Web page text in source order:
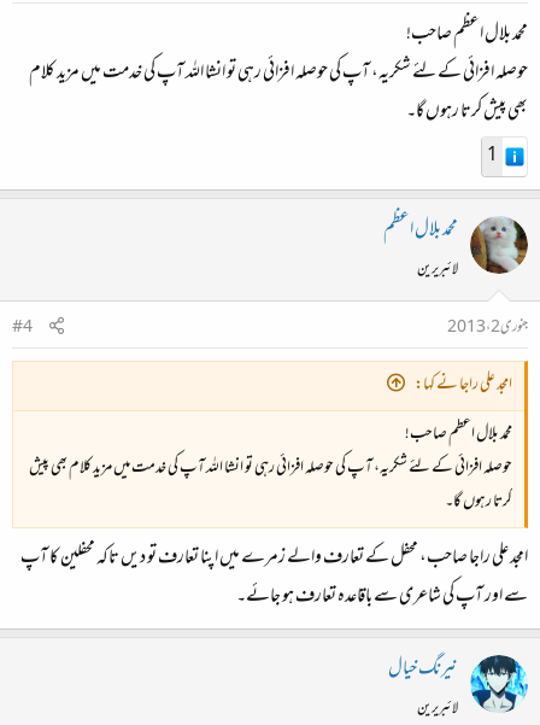
محمد بلال اعظم صاحب!
حوصلہ افزائی کے لئے شکریہ، آپ کی حوصلہ افزائی رہی تو انشا اللہ آپ کی خدمت میں مزید کلام
بھی پیش کرتا رہوں گا۔
1
محمد بلال اعظم
لائبریرین
جنوری 2، 2013
#4
امجد علی راجا نے کہا:
محمد بلال اعظم صاحب!
حوصلہ افزائی کے لئے شکریہ، آپ کی حوصلہ افزائی رہی تو انشا اللہ آپ کی خدمت میں مزید کلام بھی پیش
کرتا رہوں گا۔
امجد علی راجا صاحب، محفل کے تعارف والے زمرے میں اپنا تعارف تو دیں تاکہ محفلین کا آپ
سے اور آپ کی شاعری سے باقاعدہ تعارف ہو جائے۔
نیرنگ خیال
لائبریرین